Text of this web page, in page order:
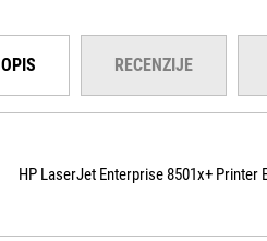
OPIS RECENZIJE
HP LaserJet Enterprise 8501x+ Printer